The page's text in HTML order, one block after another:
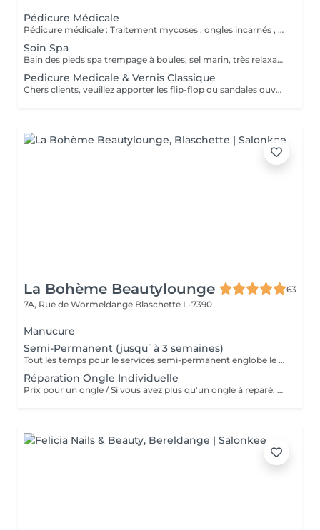
Pédicure Médicale
Pédicure médicale : Traitement mycoses , ongles incarnés , corrections des ongles en plicature , ongles en tuile de provence , en volute, durillons, cors ,callosités, crevasses, pied d'athlète et tous les affections. Le prix varie en fonction du problème.
Soin Spa
Bain des pieds spa trempage à boules, sel marin, très relaxant. Gommage & massage inclus. Service non disponible pour ongles mycosiques , je propose l'autre solution de traitement.
Pedicure Medicale & Vernis Classique
Chers clients, veuillez apporter les flip-flop ou sandales ouvertes pour pose de verniz classique.
La Bohème Beautylounge
63
7A, Rue de Wormeldange Blaschette L-7390
Manucure
Semi-Permanent (jusqu`à 3 semaines)
Tout les temps pour le services semi-permanent englobe le retrait du semi-permanent qui est déjà sur les ongles)
Réparation Ongle Individuelle
Prix pour un ongle / Si vous avez plus qu'un ongle à reparé, svp de reservé plusieurs fois ce même service. Merci